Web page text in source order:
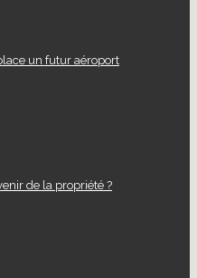
un futur aéroport
de la propriété ?